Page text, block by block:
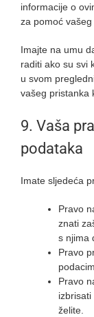
informacije o
za pomoć
Imajte na umu
raditi ako su svi
u svom
vašeg pristanka
9. Vaša
podataka
Imate sljedeća
Pravo
znati
s njima
Pravo
Pravo
želite.